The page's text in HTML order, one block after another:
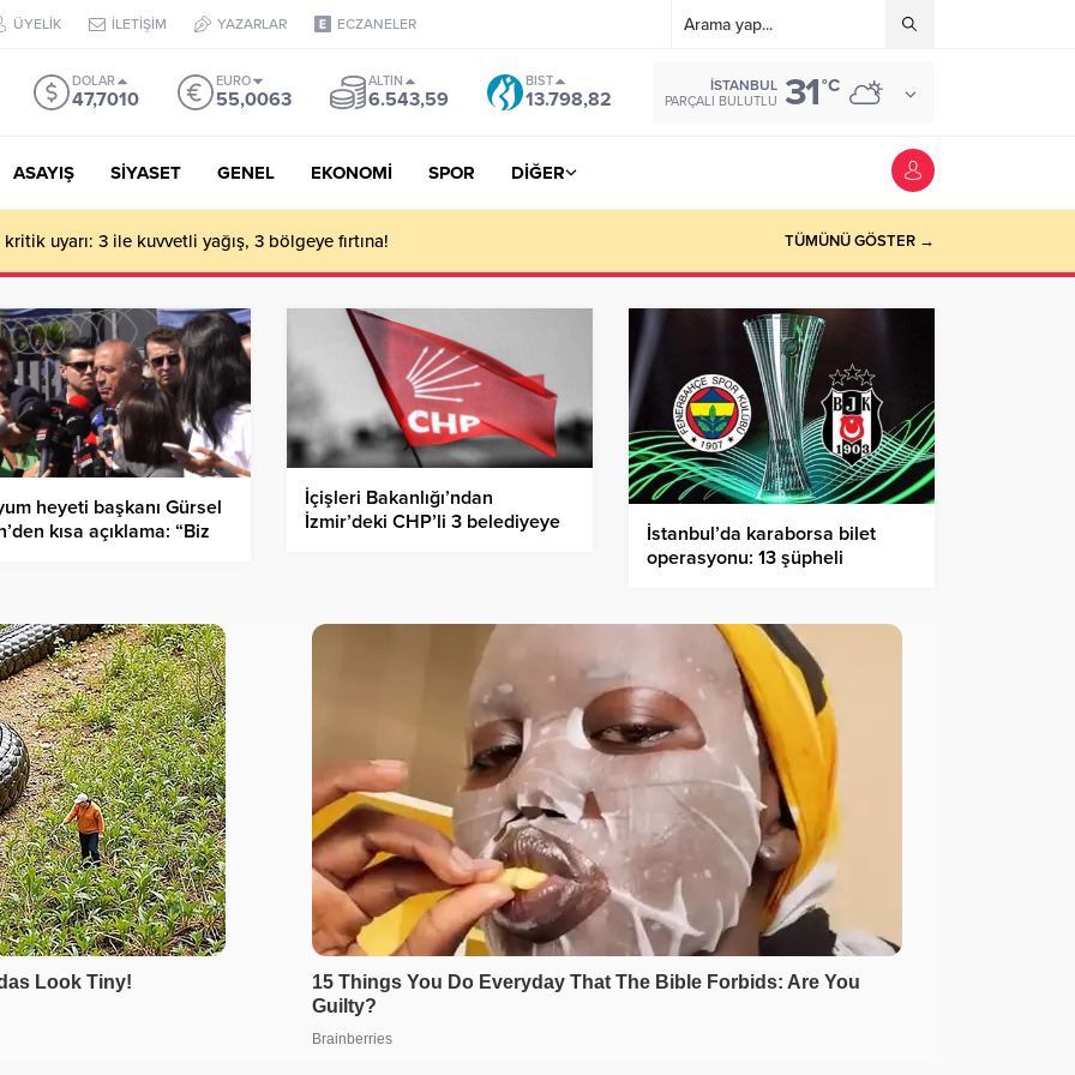
ÜYELİK İLETİŞİM YAZARLAR ECZANELER
DOLAR
47,7010
EURO
55,0063
ALTIN
6.543,59
BIST
13.798,82
İSTANBUL
PARÇALI BULUTLU 31°C
ASAYIŞ SİYASET GENEL EKONOMİ SPOR DİĞER
uyarı: 3 ile kuvvetli yağış, 3 bölgeye fırtına! TÜMÜNÜ GÖSTER →
heyeti başkanı Gürsel
kısa açıklama: “Biz
İçişleri Bakanlığı’ndan
İzmir’deki CHP’li 3 belediyeye
İstanbul’da karaborsa bilet
operasyonu: 13 şüpheli